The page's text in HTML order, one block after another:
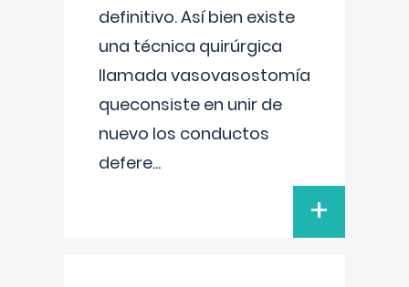
definitivo. Así bien existe
una técnica quirúrgica
llamada vasovasostomía
queconsiste en unir de
nuevo los conductos
defere...
+